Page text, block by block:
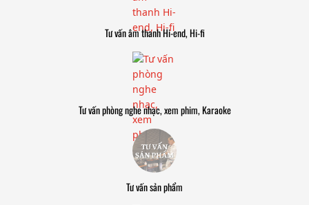
Tư vấn âm thanh Hi-end, Hi-fi
Tư vấn phòng nghe nhạc, xem phim, Karaoke
Tư vấn sản phẩm